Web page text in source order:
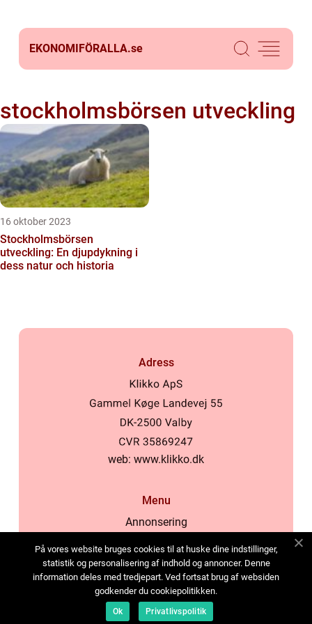
EKONOMIFÖRALLA.se
stockholmsbörsen utveckling
16 oktober 2023
Stockholmsbörsen
utveckling: En djupdykning i
dess natur och historia
Adress
web: www.klikko.dk
Menu
Annonsering
Cookies
Kontakta oss
Sitemap
På vores website bruges cookies til at huske dine indstillinger,
statistik og personalisering af indhold og annoncer. Denne
information deles med tredjepart. Ved fortsat brug af websiden
godkender du cookiepolitikken.
Ok Privatlivspolitik